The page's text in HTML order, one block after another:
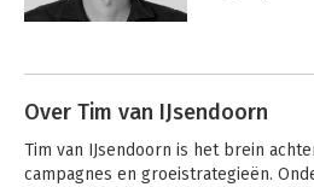
Over Tim van IJsendoorn
Tim van IJsendoorn is het brein
campagnes en groeistrategieën.